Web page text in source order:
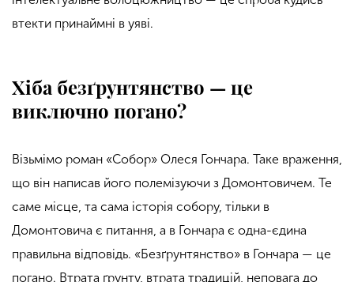
втекти принаймні в уяві.
Хіба безґрунтянство — це
виключно погано?
Візьмімо роман «Собор» Олеся Гончара. Таке враження,
що він написав його полемізуючи з Домонтовичем. Те
саме місце, та сама історія собору, тільки в
Домонтовича є питання, а в Гончара є одна-єдина
правильна відповідь. «Безґрунтянство» в Гончара — це
погано. Втрата ґрунту, втрата традицій, неповага до